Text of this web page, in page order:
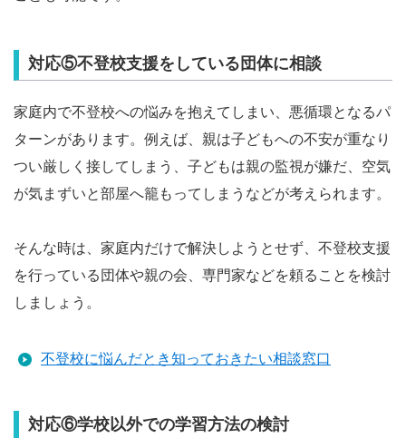
対応⑤不登校支援をしている団体に相談
家庭内で不登校への悩みを抱えてしまい、悪循環となるパ
ターンがあります。例えば、親は子どもへの不安が重なり
つい厳しく接してしまう、子どもは親の監視が嫌だ、空気
が気まずいと部屋へ籠もってしまうなどが考えられます。
そんな時は、家庭内だけで解決しようとせず、不登校支援
を行っている団体や親の会、専門家などを頼ることを検討
しましょう。
不登校に悩んだとき知っておきたい相談窓口
対応⑥学校以外での学習方法の検討